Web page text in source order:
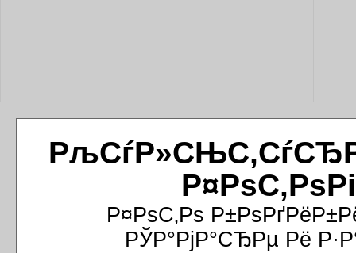
Р¤РѕС‚Рѕ
РЎР°РјР°СЂРµ Рё